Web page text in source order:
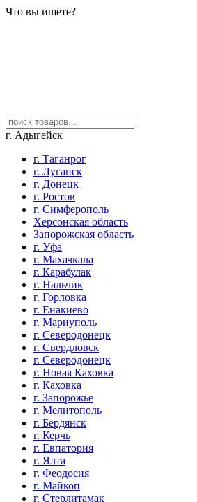
Что вы ищете?
г. Адыгейск
г. Таганрог
г. Луганск
г. Донецк
г. Ростов
г. Симферополь
Херсонская область
Запорожская область
г. Уфа
г. Махачкала
г. Карабулак
г. Нальчик
г. Горловка
г. Енакиево
г. Мариуполь
г. Северодонецк
г. Свердловск
г. Северодонецк
г. Новая Каховка
г. Каховка
г. Запорожье
г. Мелитополь
г. Бердянск
г. Керчь
г. Евпатория
г. Ялта
г. Феодосия
г. Майкоп
г. Стерлитамак